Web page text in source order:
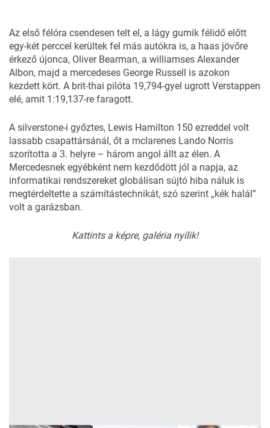
Az első félóra csendesen telt el, a lágy gumik félidő előtt
egy-két perccel kerültek fel más autókra is, a haas jövőre
érkező újonca, Oliver Bearman, a williamses Alexander
Albon, majd a mercedeses George Russell is azokon
kezdett kört. A brit-thai pilóta 19,794-gyel ugrott Verstappen
elé, amit 1:19,137-re faragott.
A silverstone-i győztes, Lewis Hamilton 150 ezreddel volt
lassabb csapattársánál, őt a mclarenes Lando Norris
szorította a 3. helyre – három angol állt az élen. A
Mercedesnek egyébként nem kezdődött jól a napja, az
informatikai rendszereket globálisan sújtó hiba náluk is
megtérdeltette a számítástechnikát, szó szerint „kék halál”
volt a garázsban.
Kattints a képre, galéria nyílik!